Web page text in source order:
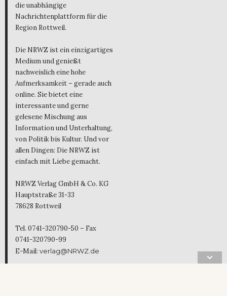
die unabhängige
Nachrichtenplattform für die
Region Rottweil.
Die NRWZ ist ein einzigartiges
Medium und genießt
nachweislich eine hohe
Aufmerksamkeit – gerade auch
online. Sie bietet eine
interessante und gerne
gelesene Mischung aus
Information und Unterhaltung,
von Politik bis Kultur. Und vor
allen Dingen: Die NRWZ ist
einfach mit Liebe gemacht.
NRWZ Verlag GmbH & Co. KG
Hauptstraße 31-33
78628 Rottweil
Tel. 0741-320790-50 – Fax
0741-320790-99
E-Mail: verlag@NRWZ.de